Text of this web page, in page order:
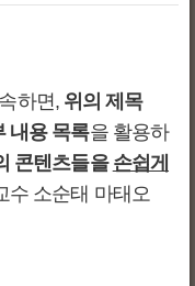
하면, 위의 제목
내용 목록을 활용하
콘텐츠들을 손쉽게
수 소순태 마태오